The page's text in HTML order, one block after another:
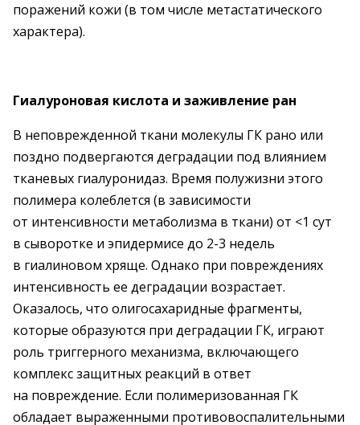
поражений кожи (в том числе метастатического
характера).
Гиалуроновая кислота и заживление ран
В неповрежденной ткани молекулы ГК рано или
поздно подвергаются деградации под влиянием
тканевых гиалуронидаз. Время полужизни этого
полимера колеблется (в зависимости
от интенсивности метаболизма в ткани) от <1 сут
в сыворотке и эпидермисе до 2-3 недель
в гиалиновом хряще. Однако при повреждениях
интенсивность ее деградации возрастает.
Оказалось, что олигосахаридные фрагменты,
которые образуются при деградации ГК, играют
роль триггерного механизма, включающего
комплекс защитных реакций в ответ
на повреждение. Если полимеризованная ГК
обладает выраженными противовоспалительными